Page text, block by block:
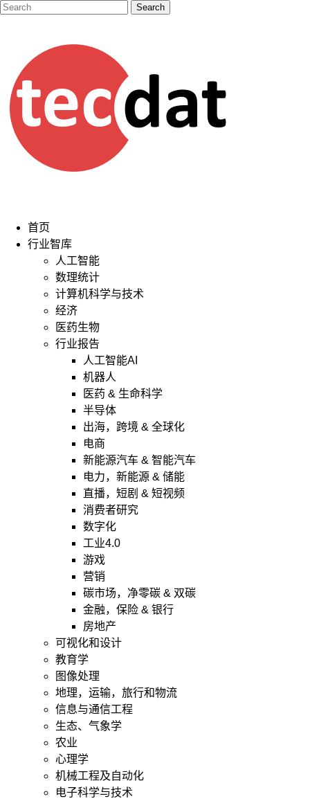
首页
行业智库
人工智能
数理统计
计算机科学与技术
经济
医药生物
行业报告
人工智能AI
机器人
医药 & 生命科学
半导体
出海，跨境 & 全球化
电商
新能源汽车 & 智能汽车
电力，新能源 & 储能
直播，短剧 & 短视频
消费者研究
数字化
工业4.0
游戏
营销
碳市场，净零碳 & 双碳
金融，保险 & 银行
房地产
可视化和设计
教育学
图像处理
地理，运输，旅行和物流
信息与通信工程
生态、气象学
农业
心理学
机械工程及自动化
电子科学与技术